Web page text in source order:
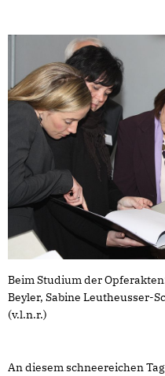
Beim Studium der
Beyler, Sabine Leutheusser-
(v.l.n.r.)
An diesem schneereichen